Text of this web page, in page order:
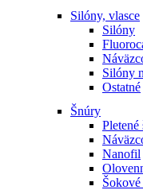
Silóny, vlasce
Silóny
Silóny
Ostatné
Šnúry
Pletené
Nanofil